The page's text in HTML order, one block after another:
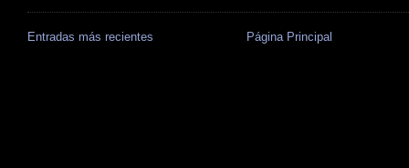
Entradas más recientes Página Principal